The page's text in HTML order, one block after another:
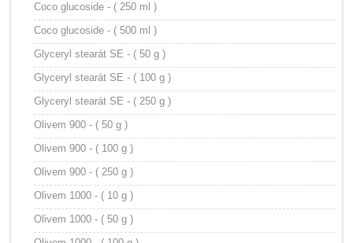
Coco glucoside - ( 250 ml )
Coco glucoside - ( 500 ml )
Glyceryl stearát SE - ( 50 g )
Glyceryl stearát SE - ( 100 g )
Glyceryl stearát SE - ( 250 g )
Olivem 900 - ( 50 g )
Olivem 900 - ( 100 g )
Olivem 900 - ( 250 g )
Olivem 1000 - ( 10 g )
Olivem 1000 - ( 50 g )